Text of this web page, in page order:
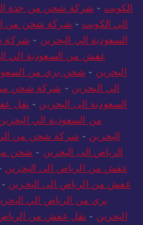
الكويت - شركة شحن من جدة
الي الكويت - شركة شحن من
السعودية الي البحرين - شركة
عفش من السعودية الي
البحرين - شحن بري من
الي البحرين - شركة شحن من
السعودية الى البحرين - نقل
من السعودية الي
البحرين - شركة شحن من
الرياض الى البحرين - شحن من
عفش من الرياض الي البحرين
عفش من الرياض الى البحرين -
بري من الرياض الي
البحرين - نقل عفش من الرياض